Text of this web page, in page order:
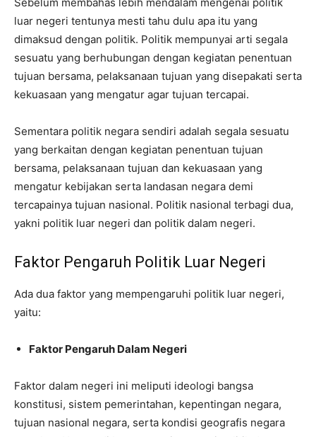
luar negeri tentunya mesti tahu dulu apa itu yang
dimaksud dengan politik. Politik mempunyai arti segala
sesuatu yang berhubungan dengan kegiatan penentuan
tujuan bersama, pelaksanaan tujuan yang disepakati serta
kekuasaan yang mengatur agar tujuan tercapai.
Sementara politik negara sendiri adalah segala sesuatu
yang berkaitan dengan kegiatan penentuan tujuan
bersama, pelaksanaan tujuan dan kekuasaan yang
mengatur kebijakan serta landasan negara demi
tercapainya tujuan nasional. Politik nasional terbagi dua,
yakni politik luar negeri dan politik dalam negeri.
Faktor Pengaruh Politik Luar Negeri
Ada dua faktor yang mempengaruhi politik luar negeri,
yaitu:
Faktor Pengaruh Dalam Negeri
Faktor dalam negeri ini meliputi ideologi bangsa
konstitusi, sistem pemerintahan, kepentingan negara,
tujuan nasional negara, serta kondisi geografis negara